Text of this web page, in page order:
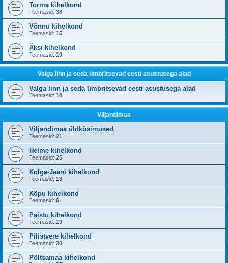
Torma kihelkond
Teemasid: 38
Võnnu kihelkond
Teemasid: 15
Äksi kihelkond
Teemasid: 19
Valga linn ja seda ümbritsevad eesti asustusega alad
Valga linn ja seda ümbritsevad eesti asustusega alad
Teemasid: 18
Viljandimaa
Viljandimaa üldküsimused
Teemasid: 21
Helme kihelkond
Teemasid: 25
Kolga-Jaani kihelkond
Teemasid: 18
Kõpu kihelkond
Teemasid: 6
Paistu kihelkond
Teemasid: 19
Pilistvere kihelkond
Teemasid: 30
Põltsamaa kihelkond